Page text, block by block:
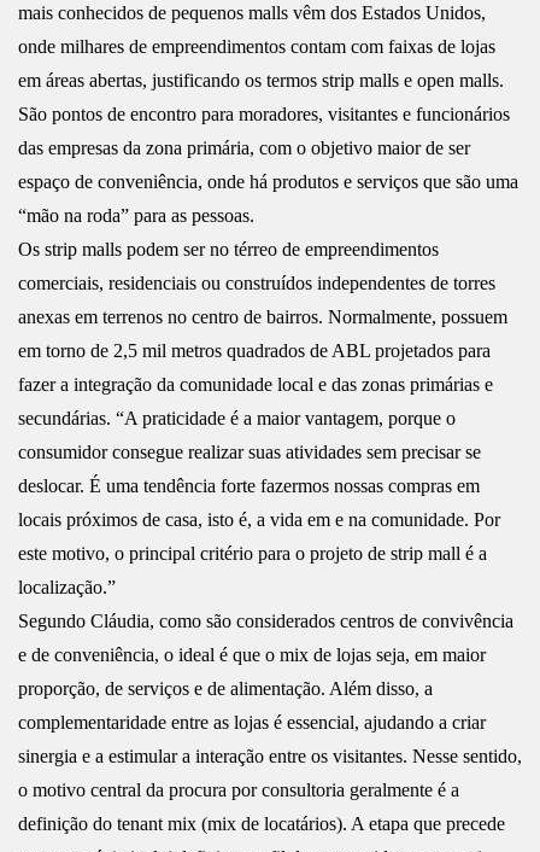
mais conhecidos de pequenos malls vêm dos Estados Unidos,
onde milhares de empreendimentos contam com faixas de lojas
em áreas abertas, justificando os termos strip malls e open malls.
São pontos de encontro para moradores, visitantes e funcionários
das empresas da zona primária, com o objetivo maior de ser
espaço de conveniência, onde há produtos e serviços que são uma
“mão na roda” para as pessoas.
Os strip malls podem ser no térreo de empreendimentos
comerciais, residenciais ou construídos independentes de torres
anexas em terrenos no centro de bairros. Normalmente, possuem
em torno de 2,5 mil metros quadrados de ABL projetados para
fazer a integração da comunidade local e das zonas primárias e
secundárias. “A praticidade é a maior vantagem, porque o
consumidor consegue realizar suas atividades sem precisar se
deslocar. É uma tendência forte fazermos nossas compras em
locais próximos de casa, isto é, a vida em e na comunidade. Por
este motivo, o principal critério para o projeto de strip mall é a
localização.”
Segundo Cláudia, como são considerados centros de convivência
e de conveniência, o ideal é que o mix de lojas seja, em maior
proporção, de serviços e de alimentação. Além disso, a
complementaridade entre as lojas é essencial, ajudando a criar
sinergia e a estimular a interação entre os visitantes. Nesse sentido,
o motivo central da procura por consultoria geralmente é a
definição do tenant mix (mix de locatários). A etapa que precede